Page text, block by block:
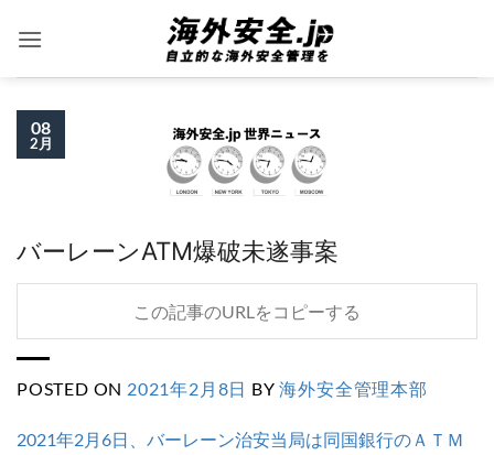
08
2月
バーレーンATM爆破未遂事案
この記事のURLをコピーする
POSTED ON 2021年2月8日 BY海外安全管理本部
2021年2月6日、バーレーン治安当局は同国銀行のＡＴＭ